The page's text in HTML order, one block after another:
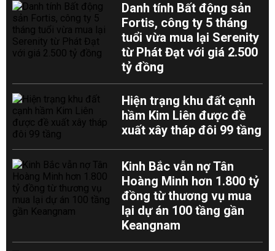
Danh tính Bất động sản
Fortis, công ty 5 tháng
tuổi vừa mua lại Serenity
từ Phát Đạt với giá 2.500
tỷ đồng
Hiện trạng khu đất cạnh
hầm Kim Liên được đề
xuất xây tháp đôi 99 tầng
Kinh Bắc vẫn nợ Tân
Hoàng Minh hơn 1.800 tỷ
đồng từ thương vụ mua
lại dự án 100 tầng gần
Keangnam